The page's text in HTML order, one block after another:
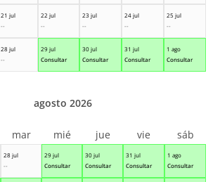
21 jul
--
22 jul
--
23 jul
--
24 jul
--
25 jul
--
28 jul
--
29 jul
Consultar
30 jul
Consultar
31 jul
Consultar
1 ago
Consultar
28 jul
--
29 jul
Consultar
30 jul
Consultar
31 jul
Consultar
1 ago
Consultar
agosto 2026
mar mié jue vie sáb